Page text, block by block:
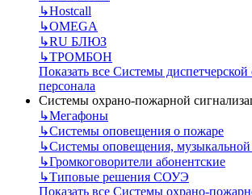
↳Hostcall
↳OMEGA
↳RU БЛЮЗ
↳ТРОМБОН
Показать все Системы диспетчерской
персонала
Системы охрано-пожарной
↳Мегафоны
↳Системы оповещения о пожаре
↳Системы оповещения, музыкальной
↳Громкоговорители абонентские
↳Типовые решения СОУЭ
Показать все Системы охрано-